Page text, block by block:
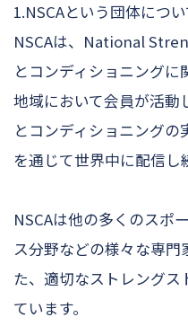
1.NSCAという団体につい
NSCAは、National
とコンディショニング
地域において会員が活動
とコンディショニング
を通じて世界中に配信し
NSCAは他の多くのスポ
ス分野などの様々な専
た、適切なストレング
ています。